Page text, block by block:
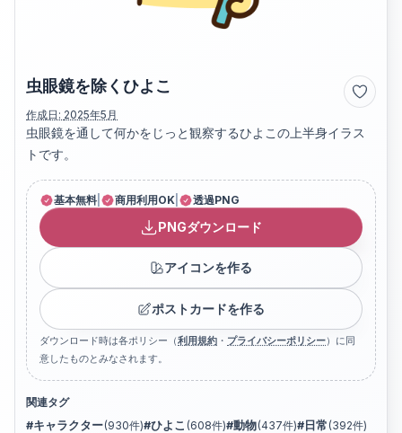
虫眼鏡を除くひよこ
作成日: 2025年5月
虫眼鏡を通して何かをじっと観察するひよこの上半身イラス
トです。
基本無料 商用利用OK 透過PNG
PNGダウンロード
アイコンを作る
ポストカードを作る
ダウンロード時は各ポリシー（利用規約 ・ プライバシーポリシー）に同
意したものとみなされます。
関連タグ
#キャラクター(930件)#ひよこ (608件)#動物(437件)# 日常 (392件)